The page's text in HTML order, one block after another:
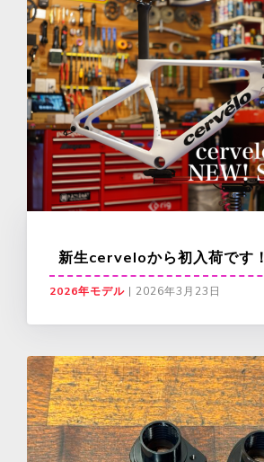
新生cerveloから初入荷です！
2026年モデル | 2026年3月23日